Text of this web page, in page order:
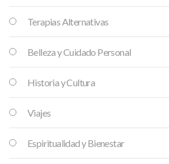
Terapias Alternativas
Belleza y Cuidado Personal
Historia y Cultura
Viajes
Espiritualidad y Bienestar